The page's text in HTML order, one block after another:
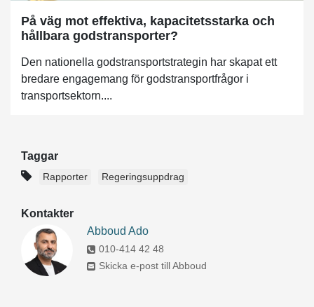
På väg mot effektiva, kapacitetsstarka och
hållbara godstransporter?
Den nationella godstransportstrategin har skapat ett
bredare engagemang för godstransportfrågor i
transportsektorn....
Taggar
Rapporter Regeringsuppdrag
Kontakter
Abboud Ado
010-414 42 48
Skicka e-post till Abboud